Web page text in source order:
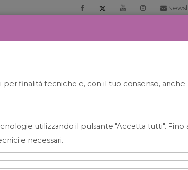
per finalità tecniche e, con il tuo consenso,
utilizzando il pulsante "Accetta tutti". Fino
e necessari.